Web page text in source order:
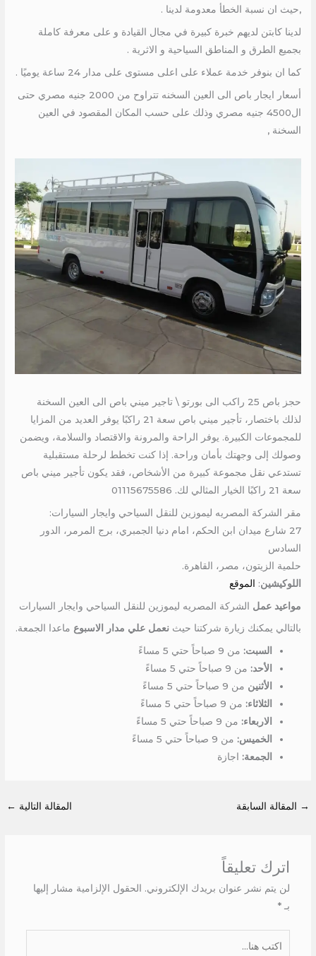
,حيث ان نسبة الخطأ معدومة لدينا .
لدينا كابتن لديهم خبرة كبيرة في مجال القيادة و على معرفة كاملة
بجميع الطرق و المناطق السياحية و الاثرية .
كما ان بنوفر خدمة عملاء على اعلى مستوى على مدار 24 ساعة يوميًا .
أسعار ايجار باص الى العين السخنه تتراوح من 2000 جنيه مصري حتى
ال4500 جنيه مصري وذلك على حسب المكان المقصود في العين
السخنة ,
حجز باص 25 راكب الى بورتو \ تاجير ميني باص الى العين السخنة
لذلك باختصار، تأجير ميني باص سعة 21 راكبًا يوفر العديد من المزايا
للمجموعات الكبيرة. يوفر الراحة والمرونة والاقتصاد والسلامة، ويضمن
وصولك إلى وجهتك بأمان وراحة. إذا كنت تخطط لرحلة مستقبلية
تستدعي نقل مجموعة كبيرة من الأشخاص، فقد يكون تأجير ميني باص
سعة 21 راكبًا الخيار المثالي لك. 01115675586
مقر الشركة المصريه ليموزين للنقل السياحي وايجار السيارات:
27 شارع ميدان ابن الحكم، امام دنيا الجمبري، برج المرمر، الدور
السادس
حلمية الزيتون، مصر، القاهرة.
اللوكيشين: الموقع
مواعيد عمل الشركة المصريه ليموزين للنقل السياحي وايجار السيارات
بالتالي يمكنك زيارة شركتنا حيثنعمل علي مدار الاسبوع ماعدا الجمعة.
السبت: من 9 صباحاً حتي 5 مساءً
الأحد: من 9 صباحاً حتي 5 مساءً
الأثنين من 9 صباحاً حتي 5 مساءً
الثلاثاء: من 9 صباحاً حتي 5 مساءً
الاربعاء: من 9 صباحاً حتي 5 مساءً
الخميس: من 9 صباحاً حتي 5 مساءً
الجمعة: اجازة
→ المقالة السابقة المقالة التالية ←
اترك تعليقاً
لن يتم نشر عنوان بريدك الإلكتروني. الحقول الإلزامية مشار إليها
بـ *